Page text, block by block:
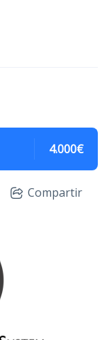
4.000€
Compartir